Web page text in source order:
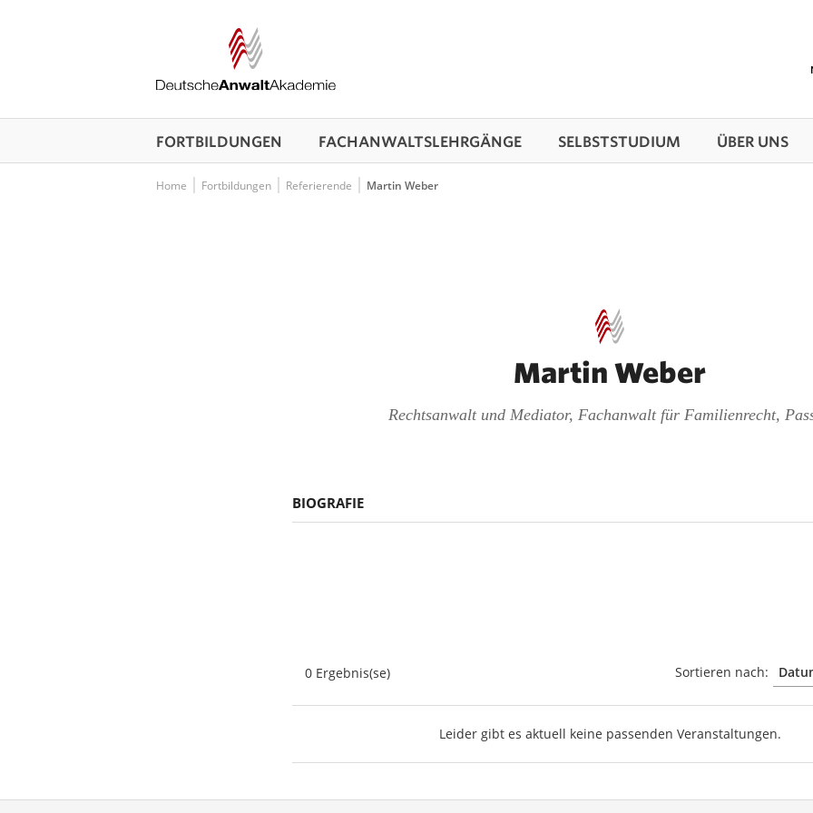
FORTBILDUNGEN FACHANWALTS­LEHRGÄNGE SELBSTSTUDIUM ÜBER UNS
Home Fortbildungen Referierende Martin Weber
Martin Weber
Rechtsanwalt und Mediator, Fachanwalt für Familienrecht,
BIOGRAFIE
0 Ergebnis(se) Sortieren nach:
Leider gibt es aktuell keine passenden Veranstaltungen.